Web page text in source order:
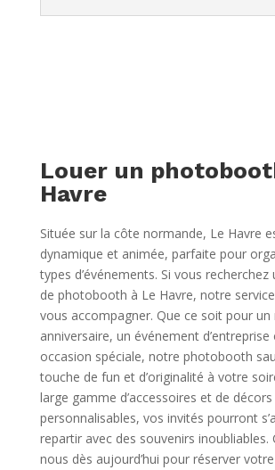
Louer un
Havre
Située sur la côte normande, Le Havre
dynamique et animée, parfaite pour
types d’événements. Si vous
de photobooth à Le Havre, notre
vous accompagner. Que ce soit pour un
anniversaire, un événement
occasion spéciale, notre photobooth
touche de fun et d’originalité à votre
large gamme d’accessoires et de décors
personnalisables, vos invités pourront
repartir avec des souvenirs inoubliables.
nous dès aujourd’hui pour réserver